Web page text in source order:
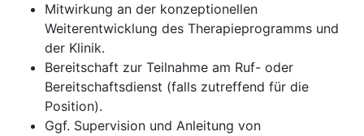
Mitwirkung an der konzeptionellen
Weiterentwicklung des Therapieprogramms und
der Klinik.
Bereitschaft zur Teilnahme am Ruf- oder
Bereitschaftsdienst (falls zutreffend für die
Position).
Ggf. Supervision und Anleitung von